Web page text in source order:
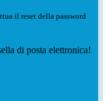
il reset della password
di posta elettronica!